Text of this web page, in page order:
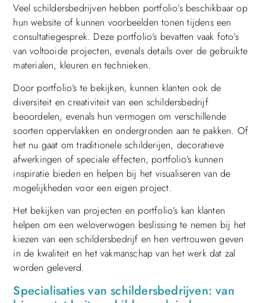
Veel schildersbedrijven hebben portfolio’s beschikbaar op
hun website of kunnen voorbeelden tonen tijdens een
consultatiegesprek. Deze portfolio’s bevatten vaak foto’s
van voltooide projecten, evenals details over de gebruikte
materialen, kleuren en technieken.
Door portfolio’s te bekijken, kunnen klanten ook de
diversiteit en creativiteit van een schildersbedrijf
beoordelen, evenals hun vermogen om verschillende
soorten oppervlakken en ondergronden aan te pakken. Of
het nu gaat om traditionele schilderijen, decoratieve
afwerkingen of speciale effecten, portfolio’s kunnen
inspiratie bieden en helpen bij het visualiseren van de
mogelijkheden voor een eigen project.
Het bekijken van projecten en portfolio’s kan klanten
helpen om een weloverwogen beslissing te nemen bij het
kiezen van een schildersbedrijf en hen vertrouwen geven
in de kwaliteit en het vakmanschap van het werk dat zal
worden geleverd.
Specialisaties van schildersbedrijven: van